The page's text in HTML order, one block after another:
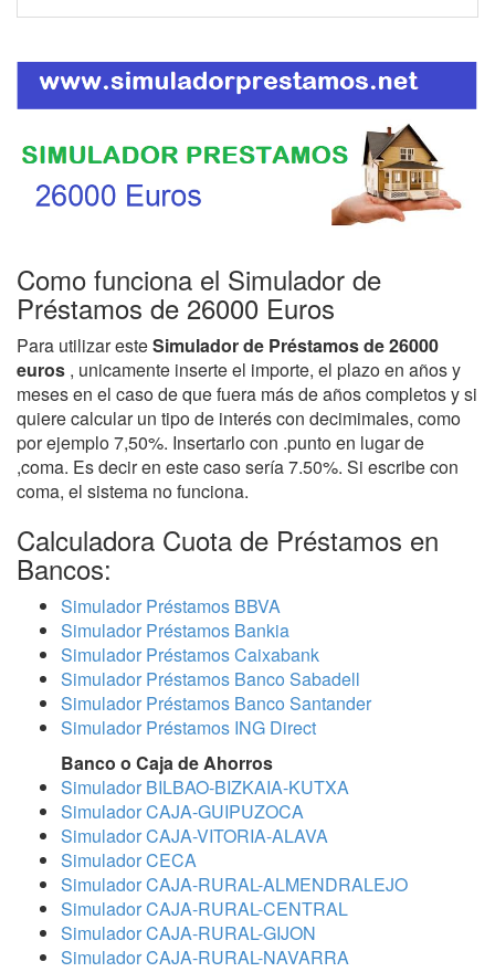
Como funciona el Simulador de
Préstamos de 26000 Euros
Para utilizar esteSimulador de Préstamos de 26000
euros , unicamente inserte el importe, el plazo en años y
meses en el caso de que fuera más de años completos y si
quiere calcular un tipo de interés con decimimales, como
por ejemplo 7,50%. Insertarlo con .punto en lugar de
,coma. Es decir en este caso sería 7.50%. Si escribe con
coma, el sistema no funciona.
Calculadora Cuota de Préstamos en
Bancos:
Simulador Préstamos BBVA
Simulador Préstamos Bankia
Simulador Préstamos Caixabank
Simulador Préstamos Banco Sabadell
Simulador Préstamos Banco Santander
Simulador Préstamos ING Direct
Banco o Caja de Ahorros
Simulador BILBAO-BIZKAIA-KUTXA
Simulador CAJA-GUIPUZOCA
Simulador CAJA-VITORIA-ALAVA
Simulador CECA
Simulador CAJA-RURAL-ALMENDRALEJO
Simulador CAJA-RURAL-CENTRAL
Simulador CAJA-RURAL-GIJON
Simulador CAJA-RURAL-NAVARRA